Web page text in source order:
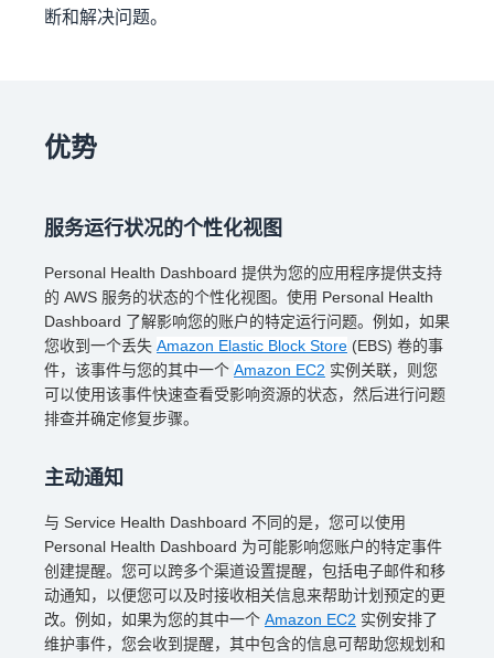
断和解决问题。
优势
服务运行状况的个性化视图
Personal Health Dashboard 提供为您的应用程序提供支持
的 AWS 服务的状态的个性化视图。使用 Personal Health
Dashboard 了解影响您的账户的特定运行问题。例如，如果
您收到一个丢失 Amazon Elastic Block Store (EBS) 卷的事
件，该事件与您的其中一个 Amazon EC2 实例关联，则您
可以使用该事件快速查看受影响资源的状态，然后进行问题
排查并确定修复步骤。
主动通知
与 Service Health Dashboard 不同的是，您可以使用
Personal Health Dashboard 为可能影响您账户的特定事件
创建提醒。您可以跨多个渠道设置提醒，包括电子邮件和移
动通知，以便您可以及时接收相关信息来帮助计划预定的更
改。例如，如果为您的其中一个 Amazon EC2 实例安排了
维护事件，您会收到提醒，其中包含的信息可帮助您规划和